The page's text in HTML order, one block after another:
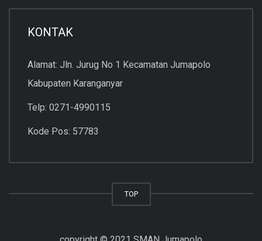
KONTAK
Alamat: Jln. Jurug No 1 Kecamatan Jumapolo
Kabupaten Karanganyar
Telp: 0271-4990115
Kode Pos: 57783
TOP